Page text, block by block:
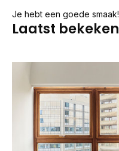
Je hebt een goede smaak!
Laatst bekeken